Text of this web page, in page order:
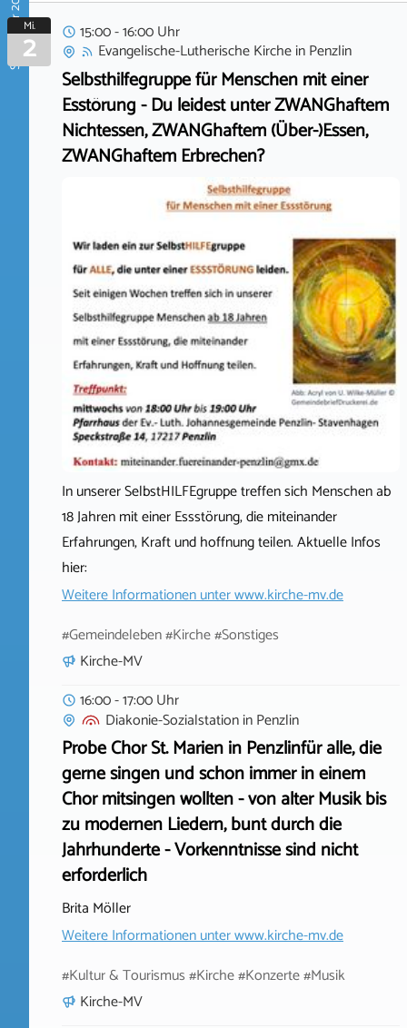
September 2026Mi.
2
15:00 - 16:00 Uhr
Evangelische-Lutherische KircheinPenzlin
Selbsthilfegruppe für Menschen mit einer
Esstörung - Du leidest unter ZWANGhaftem
Nichtessen, ZWANGhaftem (Über-)Essen,
ZWANGhaftem Erbrechen?
In unserer SelbstHILFEgruppe treffen sich Menschen ab
18 Jahren mit einer Essstörung, die miteinander
Erfahrungen, Kraft und hoffnung teilen. Aktuelle Infos
hier:
Weitere Informationen unterwww.kirche-mv.de
#Gemeindeleben #Kirche #Sonstiges
Kirche-MV
16:00 - 17:00 Uhr
Diakonie-SozialstationinPenzlin
Probe Chor St. Marien in Penzlinfür alle, die
gerne singen und schon immer in einem
Chor mitsingen wollten - von alter Musik bis
zu modernen Liedern, bunt durch die
Jahrhunderte - Vorkenntnisse sind nicht
erforderlich
Brita Möller
Weitere Informationen unterwww.kirche-mv.de
#Kultur & Tourismus #Kirche #Konzerte #Musik
Kirche-MV